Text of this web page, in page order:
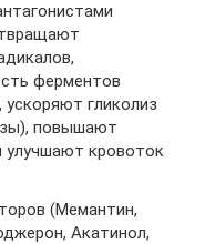
ферментов
гликолиз
повышают
улучшают кровоток
(Мемантин,
Акатинол,